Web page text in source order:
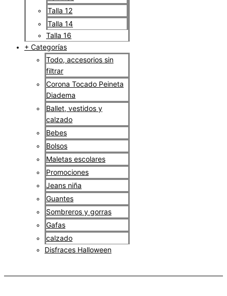
Talla 12
Talla 14
Talla 16
+ Categorías
Todo, accesorios sin
filtrar
Corona Tocado Peineta
Diadema
Ballet, vestidos y
calzado
Bebes
Bolsos
Maletas escolares
Promociones
Jeans niña
Guantes
Sombreros y gorras
Gafas
calzado
Disfraces Halloween